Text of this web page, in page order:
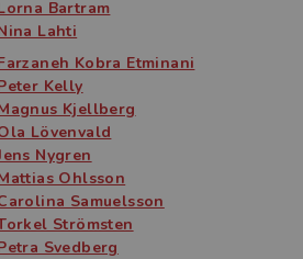
skräddarsydda beslut.
vård och närliggande
med ett insidesperspektiv
vetenskap från
förändring redan ägt rum.
på grundnivå och avancerad
och sjukvårdsutbildningar.
relevant för alla
Bartram
Lahti
Kobra Etminani
Kelly
Kjellberg
Lövenvald
Nygren
Ohlsson
Samuelsson
Strömsten
Svedberg